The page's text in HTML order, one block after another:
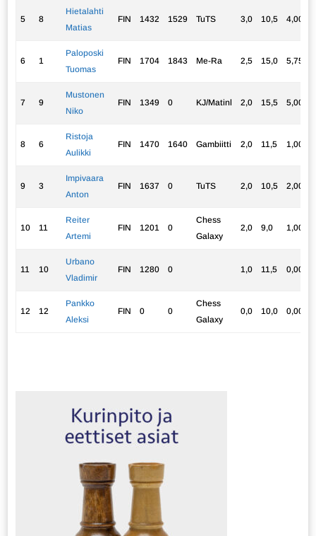
5 8
Hietalahti
Matias
FIN 1432 1529 TuTS 3,0 10,5 4,00
6 1
Paloposki
Tuomas
FIN 1704 1843 Me-Ra 2,5 15,0 5,75
7 9
Mustonen
Niko
FIN 1349 0 KJ/Matinl 2,0 15,5 5,00
8 6
Ristoja
Aulikki
FIN 1470 1640 Gambiitti 2,0 11,5 1,00
9 3
Impivaara
Anton
FIN 1637 0 TuTS 2,0 10,5 2,00
10 11
Reiter
Artemi
FIN 1201 0
Chess
Galaxy
2,0 9,0 1,00
11 10
Urbano
Vladimir
FIN 1280 0 1,0 11,5 0,00
12 12
Pankko
Aleksi
FIN 0 0
Chess
Galaxy
0,0 10,0 0,00